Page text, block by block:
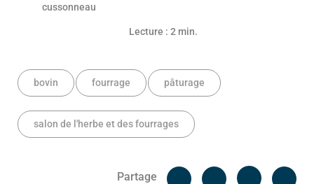
Lecture : 2 min.
bovin fourrage pâturage
salon de l'herbe et des fourrages
Partage
Facebook